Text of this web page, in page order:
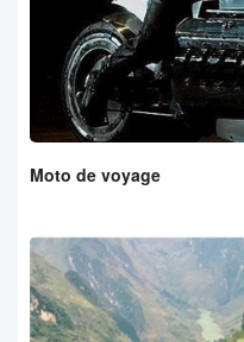
Moto de voyage